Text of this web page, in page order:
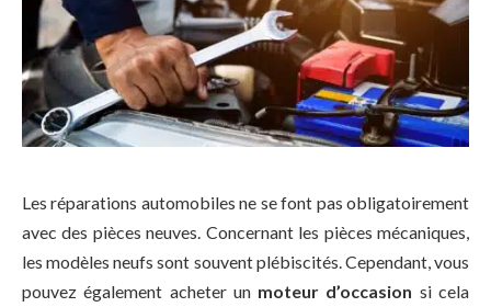
Les réparations automobiles ne se font pas obligatoirement
avec des pièces neuves. Concernant les pièces mécaniques,
les modèles neufs sont souvent plébiscités. Cependant, vous
pouvez également acheter un moteur d’occasion si cela